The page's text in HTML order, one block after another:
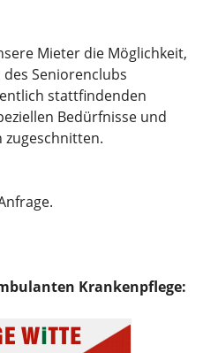
Mieter die Möglichkeit,
Seniorenclubs
stattfindenden
Bedürfnisse und
zugeschnitten.
Krankenpflege: